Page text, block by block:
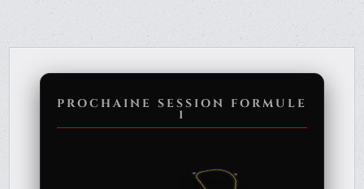
PROCHAINE SESSION FORMULE
1